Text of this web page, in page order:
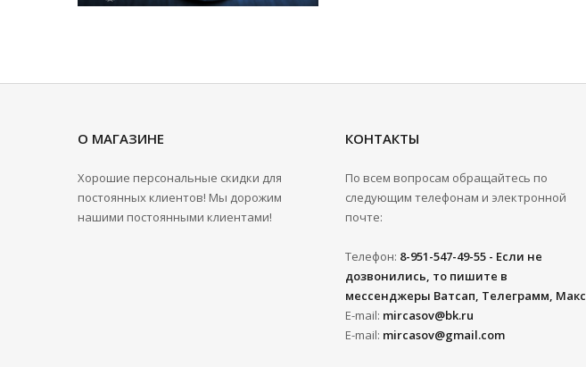
О МАГАЗИНЕ
Хорошие персональные скидки для
постоянных клиентов! Мы дорожим
нашими постоянными клиентами!
КОНТАКТЫ
По всем вопросам обращайтесь по
следующим телефонам и электронной
почте:
Телефон: 8-951-547-49-55 - Если не
дозвонились, то пишите в
мессенджеры Ватсап, Телеграмм, Макс
E-mail: mircasov@bk.ru
E-mail: mircasov@gmail.com